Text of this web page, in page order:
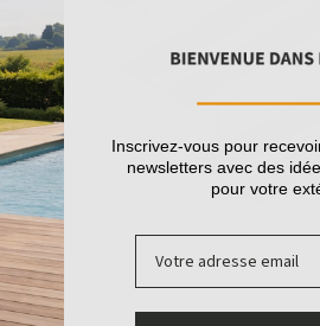
Inscrivez-vous pour
newsletters avec des
pour votre